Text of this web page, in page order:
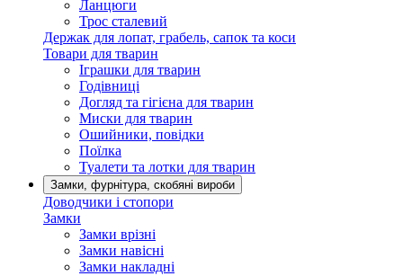
Ланцюги
Трос сталевий
Держак для лопат, грабель, сапок та коси
Товари для тварин
Іграшки для тварин
Годівниці
Догляд та гігієна для тварин
Миски для тварин
Ошийники, повідки
Поїлка
Туалети та лотки для тварин
Замки, фурнітура, скобяні вироби
Доводчики і стопори
Замки
Замки врізні
Замки навісні
Замки накладні